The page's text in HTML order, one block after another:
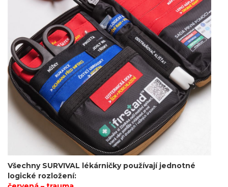
Všechny SURVIVAL lékárničky používají jednotné
logické rozložení: